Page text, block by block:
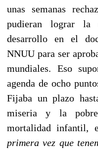
unas semanas
pudieran lograr la
desarrollo en el
NNUU para ser
mundiales. Eso
agenda de ocho
Fijaba un plazo
miseria y la
mortalidad infantil,
primera vez que